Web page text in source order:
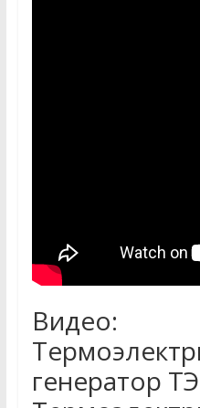
Видео:
генератор